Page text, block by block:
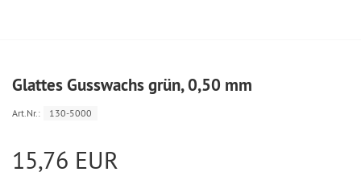
Glattes Gusswachs grün, 0,50 mm
Art.Nr.: 130-5000
15,76 EUR